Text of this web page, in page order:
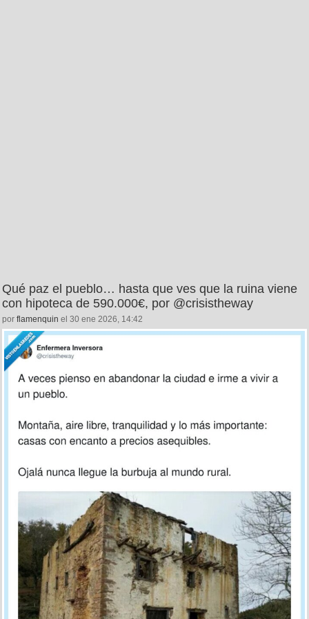
Qué paz el pueblo… hasta que ves que la ruina viene
con hipoteca de 590.000€, por @crisistheway
por flamenquin el 30 ene 2026, 14:42